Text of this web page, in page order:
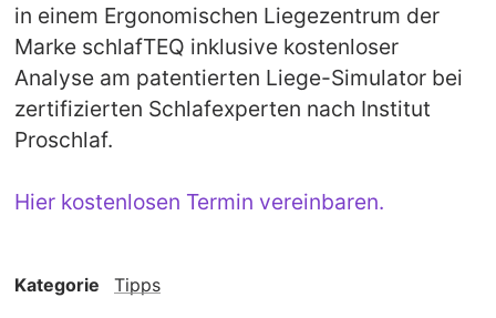
in einem Ergonomischen Liegezentrum der
Marke schlafTEQ inklusive kostenloser
Analyse am patentierten Liege-Simulator bei
zertifizierten Schlafexperten nach Institut
Proschlaf.
Hier kostenlosen Termin vereinbaren.
Kategorie Tipps